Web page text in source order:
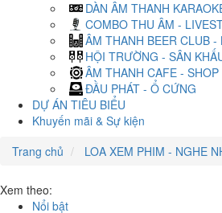
DÀN ÂM THANH
COMBO THU ÂM -
ÂM THANH BEER CLUB -
HỘI TRƯỜNG - SÂN
ÂM THANH CAFE -
ĐẦU PHÁT - Ổ CỨNG
DỰ ÁN TIÊU BIỂU
Khuyến mãi & Sự kiện
Trang chủ
LOA XEM PHIM - NGHE
Xem theo:
Nổi bật